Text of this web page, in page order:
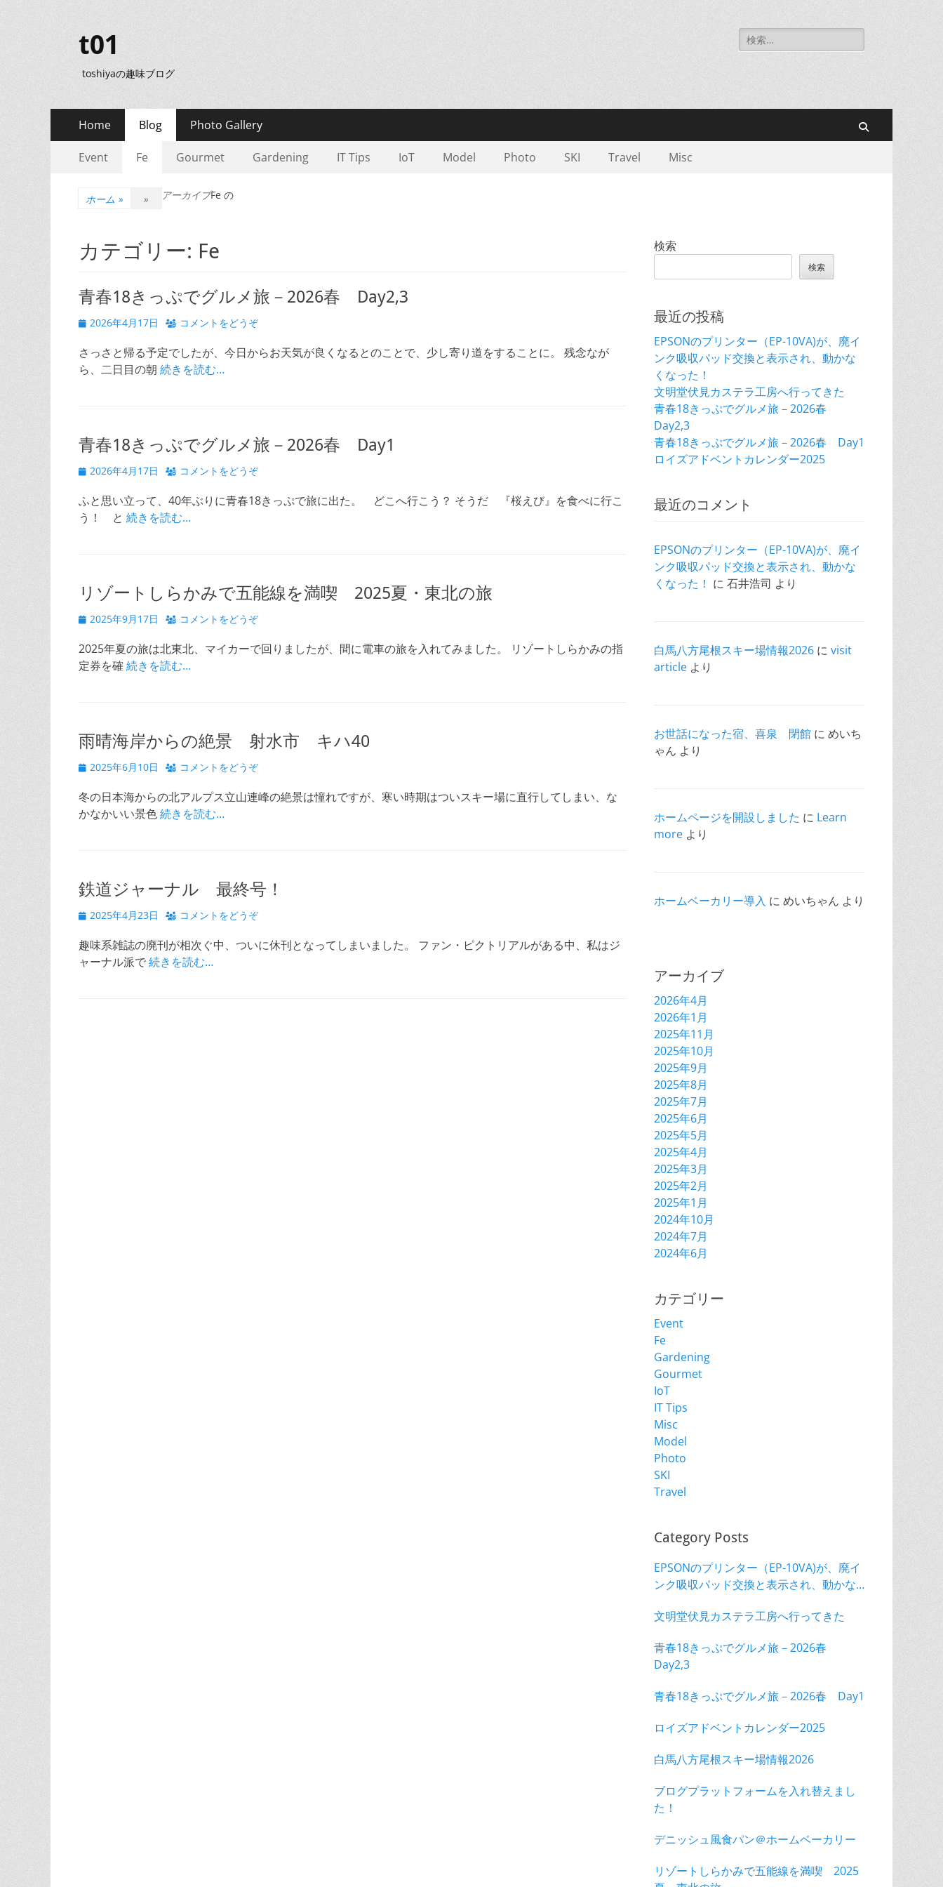
t01
toshiyaの趣味ブログ
検
索:
メ
イ
ュ
Home Blog Photo Gallery
サ
ュ
Event Fe Gourmet Gardening IT Tips IoT Model Photo SKI Travel Misc
ホーム » » Fe の
アーカイブ
カテゴリー: Fe
青春18きっぷでグルメ旅－2026春 Day2,3
投
日
2026年4月17日 コメントをどうぞ
さっさと帰る予定でしたが、今日からお天気が良くなるとのことで、少し寄り道をすることに。 残念なが
ら、二日目の朝 続きを読む…
青春18きっぷでグルメ旅－2026春 Day1
投
日
2026年4月17日 コメントをどうぞ
ふと思い立って、40年ぶりに青春18きっぷで旅に出た。 どこへ行こう？ そうだ 『桜えび』を食べに行こ
う！ と 続きを読む…
リゾートしらかみで五能線を満喫 2025夏・東北の旅
投
日
2025年9月17日 コメントをどうぞ
2025年夏の旅は北東北、マイカーで回りましたが、間に電車の旅を入れてみました。 リゾートしらかみの指
定券を確 続きを読む…
雨晴海岸からの絶景 射水市 キハ40
投
日
2025年6月10日 コメントをどうぞ
冬の日本海からの北アルプス立山連峰の絶景は憧れですが、寒い時期はついスキー場に直行してしまい、な
かなかいい景色続きを読む…
鉄道ジャーナル 最終号！
投
日
2025年4月23日 コメントをどうぞ
趣味系雑誌の廃刊が相次ぐ中、ついに休刊となってしまいました。 ファン・ピクトリアルがある中、私はジ
ャーナル派で続きを読む…
検索
検索
最近の投稿
EPSONのプリンター（EP-10VA)が、廃イ
ンク吸収パッド交換と表示され、動かな
くなった！
文明堂伏見カステラ工房へ行ってきた
青春18きっぷでグルメ旅－2026春
Day2,3
青春18きっぷでグルメ旅－2026春 Day1
ロイズアドベントカレンダー2025
最近のコメント
EPSONのプリンター（EP-10VA)が、廃イ
ンク吸収パッド交換と表示され、動かな
くなった！ に 石井浩司 より
白馬八方尾根スキー場情報2026 に visit
article より
お世話になった宿、喜泉 閉館 に めいち
ゃん より
ホームページを開設しました に Learn
more より
ホームベーカリー導入 に めいちゃん より
アーカイブ
2026年4月
2026年1月
2025年11月
2025年10月
2025年9月
2025年8月
2025年7月
2025年6月
2025年5月
2025年4月
2025年3月
2025年2月
2025年1月
2024年10月
2024年7月
2024年6月
カテゴリー
Event
Fe
Gardening
Gourmet
IoT
IT Tips
Misc
Model
Photo
SKI
Travel
Category Posts
EPSONのプリンター（EP-10VA)が、廃イ
ンク吸収パッド交換と表示され、動かな
文明堂伏見カステラ工房へ行ってきた
青春18きっぷでグルメ旅－2026春
Day2,3
青春18きっぷでグルメ旅－2026春 Day1
ロイズアドベントカレンダー2025
白馬八方尾根スキー場情報2026
ブログプラットフォームを入れ替えまし
た！
デニッシュ風食パン＠ホームベーカリー
リゾートしらかみで五能線を満喫 2025